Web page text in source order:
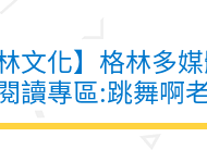
林文化】格林多
讀專區:跳舞啊